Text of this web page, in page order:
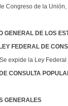
Congreso de la
GENERAL DE LOS
FEDERAL DE
Se expide la Ley
CONSULTA
GENERALES